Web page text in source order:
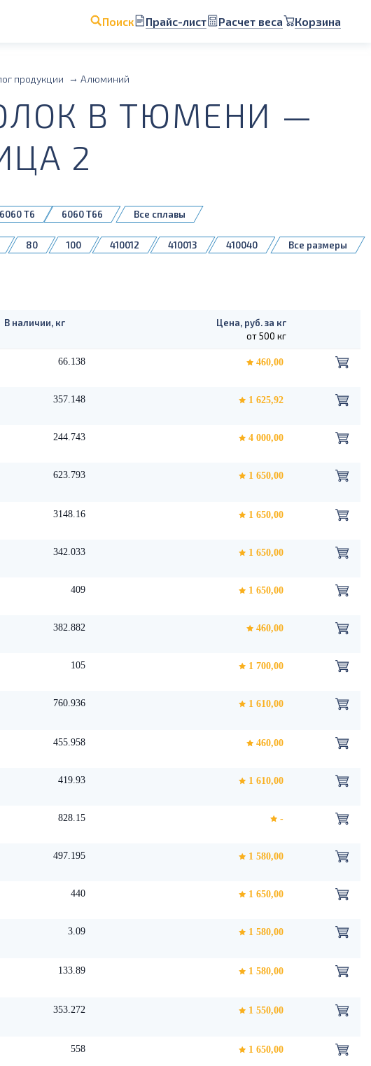
Поиск Прайс-лист Расчет веса Корзина
продукции Алюминий
В ТЮМЕНИ —
2
6060 Т6 6060 Т66 Все сплавы
80 100 410012 410013
410040
Все размеры
В наличии, кг
Цена, руб. за кг
от 500 кг
66.138 460,00
357.148 1 625,92
244.743 4 000,00
623.793 1 650,00
3148.16 1 650,00
342.033 1 650,00
409 1 650,00
382.882 460,00
105 1 700,00
760.936 1 610,00
455.958 460,00
419.93 1 610,00
828.15 -
497.195 1 580,00
440 1 650,00
3.09 1 580,00
133.89 1 580,00
353.272 1 550,00
558 1 650,00